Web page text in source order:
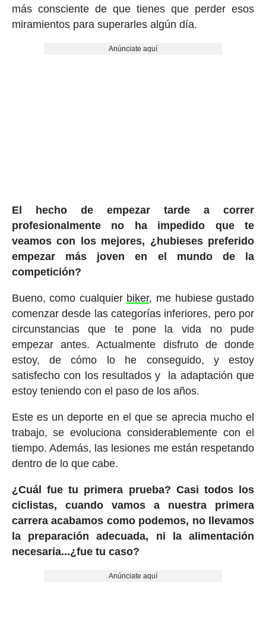
más consciente de que tienes que perder esos
miramientos para superarles algún día.
Anúnciate aquí
El hecho de empezar tarde a correr
profesionalmente no ha impedido que te
veamos con los mejores, ¿hubieses preferido
empezar más joven en el mundo de la
competición?
Bueno, como cualquier biker, me hubiese gustado
comenzar desde las categorías inferiores, pero por
circunstancias que te pone la vida no pude
empezar antes. Actualmente disfruto de donde
estoy, de cómo lo he conseguido, y estoy
satisfecho con los resultados y la adaptación que
estoy teniendo con el paso de los años.
Este es un deporte en el que se aprecia mucho el
trabajo, se evoluciona considerablemente con el
tiempo. Además, las lesiones me están respetando
dentro de lo que cabe.
¿Cuál fue tu primera prueba? Casi todos los
ciclistas, cuando vamos a nuestra primera
carrera acabamos como podemos, no llevamos
la preparación adecuada, ni la alimentación
necesaria...¿fue tu caso?
Anúnciate aquí